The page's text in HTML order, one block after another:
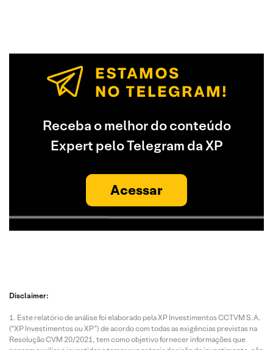
Receba o melhor do conteúdo
Expert pelo Telegram da XP
Acessar
Disclaimer:
Este relatório de análise foi elaborado pela XP Investimentos CCTVM S.A.
(“XP Investimentos ou XP”) de acordo com todas as exigências previstas na
Resolução CVM 20/2021, tem como objetivo fornecer informações que